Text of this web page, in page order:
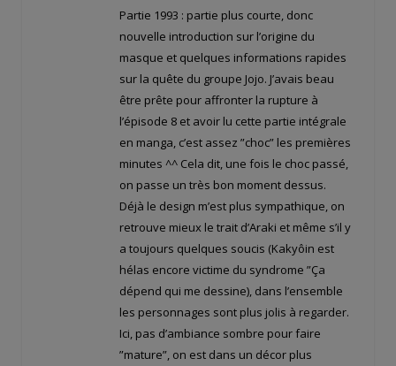
Partie 1993 : partie plus courte, donc
nouvelle introduction sur l’origine du
masque et quelques informations rapides
sur la quête du groupe Jojo. J’avais beau
être prête pour affronter la rupture à
l’épisode 8 et avoir lu cette partie intégrale
en manga, c’est assez ”choc” les premières
minutes ^^ Cela dit, une fois le choc passé,
on passe un très bon moment dessus.
Déjà le design m’est plus sympathique, on
retrouve mieux le trait d’Araki et même s’il y
a toujours quelques soucis (Kakyôin est
hélas encore victime du syndrome ”Ça
dépend qui me dessine), dans l’ensemble
les personnages sont plus jolis à regarder.
Ici, pas d’ambiance sombre pour faire
”mature”, on est dans un décor plus